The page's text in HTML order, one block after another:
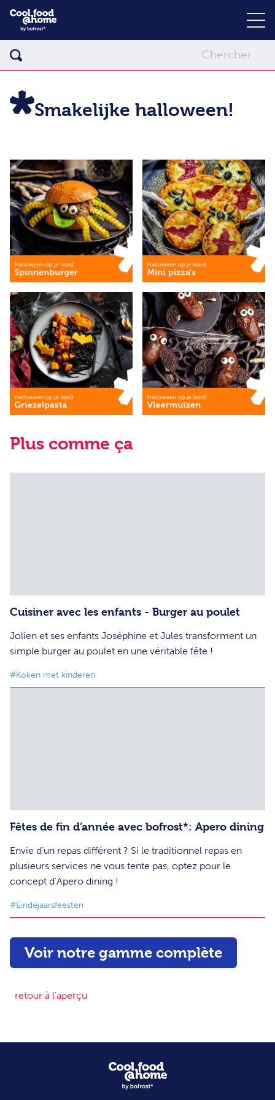
Smakelijke halloween!
Plus comme ça
Cuisiner avec les enfants - Burger au poulet
Jolien et ses enfants Joséphine et Jules transforment un
simple burger au poulet en une véritable fête !
#Koken met kinderen
Fêtes de fin d’année avec bofrost*: Apero dining
Envie d’un repas différent ? Si le traditionnel repas en
plusieurs services ne vous tente pas, optez pour le
concept d’Apero dining !
#Eindejaarsfeesten
Voir notre gamme complète
retour à l'aperçu